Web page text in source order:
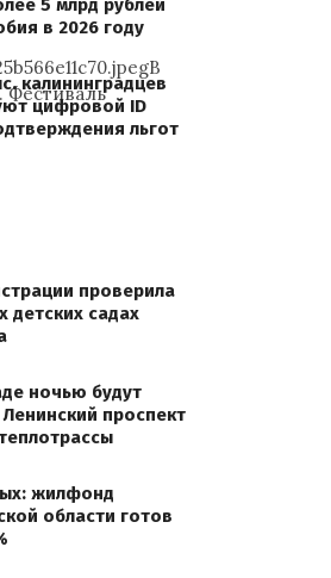
Фестиваль
5 млрд рублей
в 2026 году
калининградцев
цифровой ID
льгот
проверила
детских садах
ночью будут
проспект
жилфонд
области готов